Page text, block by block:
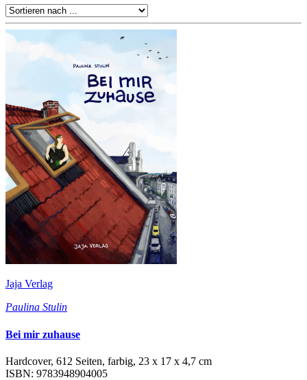
Jaja Verlag
Paulina Stulin
Bei mir zuhause
Hardcover, 612 Seiten, farbig, 23 x 17 x 4,7 cm
ISBN: 9783948904005